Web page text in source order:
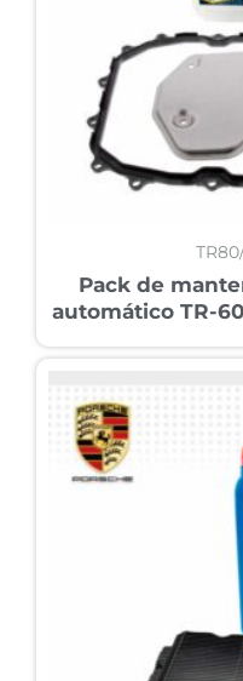
Pack de
automático TR-